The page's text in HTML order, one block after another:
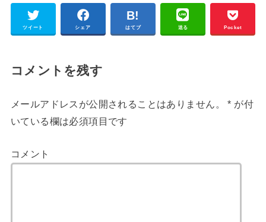
ツイート シェア はてブ 送る Pocket
コメントを残す
メールアドレスが公開されることはありません。 * が付
いている欄は必須項目です
コメント